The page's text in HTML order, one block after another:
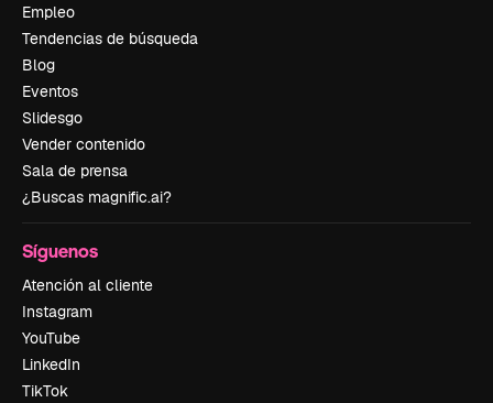
Empleo
Tendencias de búsqueda
Blog
Eventos
Slidesgo
Vender contenido
Sala de prensa
¿Buscas magnific.ai?
Síguenos
Atención al cliente
Instagram
YouTube
LinkedIn
TikTok